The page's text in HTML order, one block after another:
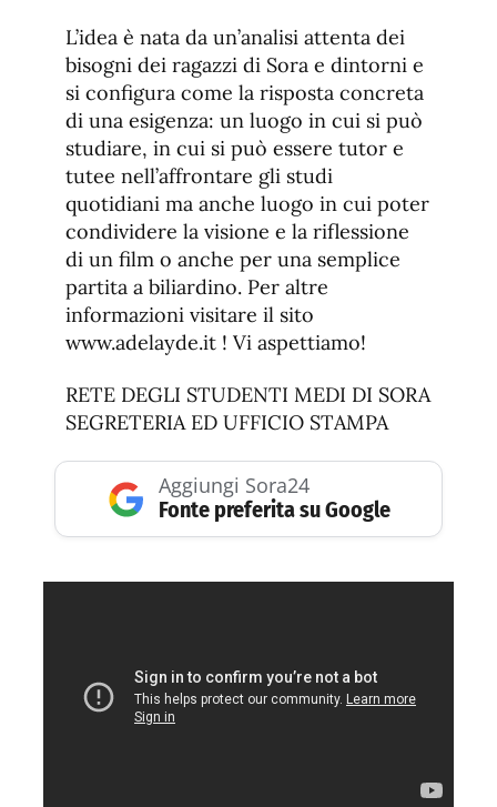
L’idea è nata da un’analisi attenta dei
bisogni dei ragazzi di Sora e dintorni e
si configura come la risposta concreta
di una esigenza: un luogo in cui si può
studiare, in cui si può essere tutor e
tutee nell’affrontare gli studi
quotidiani ma anche luogo in cui poter
condividere la visione e la riflessione
di un film o anche per una semplice
partita a biliardino. Per altre
informazioni visitare il sito
www.adelayde.it ! Vi aspettiamo!
RETE DEGLI STUDENTI MEDI DI SORA
SEGRETERIA ED UFFICIO STAMPA
Aggiungi Sora24
Fonte preferita su Google